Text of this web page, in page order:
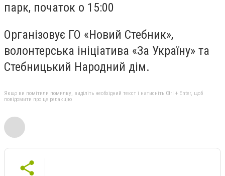
парк, початок о 15:00
Організовує ГО «Новий Стебник»,
волонтерська ініціатива «За Україну» та
Стебницький Народний дім.
Якщо ви помітили помилку, виділіть необхідний текст і натисніть Ctrl + Enter, щоб
повідомити про це редакцію